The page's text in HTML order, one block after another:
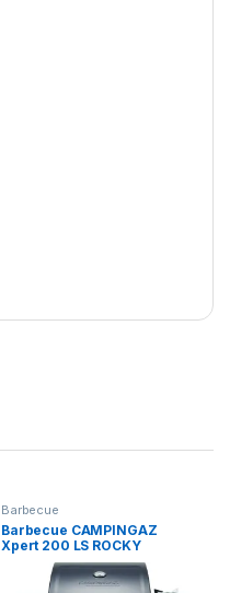
Barbecue
Barbecue CAMPINGAZ
Xpert 200 LS ROCKY